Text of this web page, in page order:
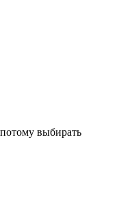
выбирать